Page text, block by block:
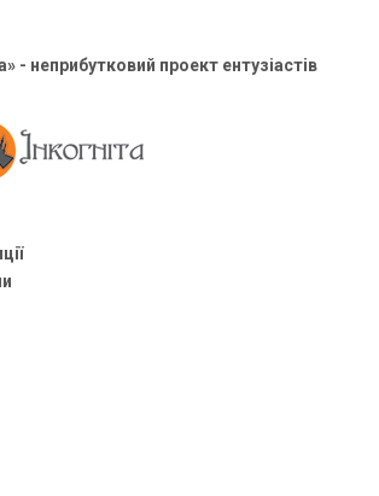
- неприбутковий проект ентузіастів